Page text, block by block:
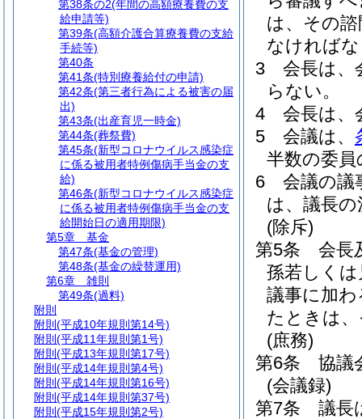
は、その
なければ
3
会長は、
らない。
4
会長は、
5
会議は、
半数の委
6
会議の議
は、議長
(除斥)
第5条
会長
孫若しく
議事に加
たときは
(庶務)
第6条
協議
(会議録)
第7条
議長
第38条の2(年間の高額療養費の支
給申請等)
第39条(高額介護合算療養費の支給
手続等)
第40条
第41条(特別療養給付の申請)
第42条(第三者行為による被害の届
出)
第43条(出産育児一時金)
第44条(葬祭費)
第45条(新型コロナウイルス感染症
に係る被用者特例傷病手当金の支
給)
第46条(新型コロナウイルス感染症
に係る被用者特例傷病手当金の支
給開始日の適用期限)
第5章
基金
第47条(基金の管理)
第48条(基金の繰替運用)
第6章
雑則
第49条(過料)
附則
附則 (平成10年規則第14号)
附則 (平成11年規則第1号)
附則 (平成13年規則第17号)
附則 (平成14年規則第4号)
附則 (平成14年規則第16号)
附則 (平成14年規則第37号)
附則 (平成15年規則第2号)